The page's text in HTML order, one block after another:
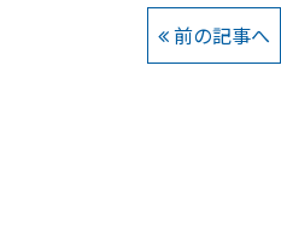
前の記事へ